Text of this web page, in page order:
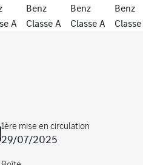
1ère mise en circulation
29/07/2025